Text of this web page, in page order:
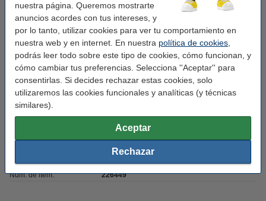
nuestra página. Queremos mostrarte
anuncios acordes con tus intereses, y
por lo tanto, utilizar cookies para ver tu comportamiento en
nuestra web y en internet. En nuestra política de cookies
podrás leer todo sobre este tipo de cookies, cómo funcionan, y
cómo cambiar tus preferencias. Selecciona ''Aceptar'' para
consentirlas. Si decides rechazar estas cookies, solo
utilizaremos las cookies funcionales y analíticas (y técnicas
similares).
Aceptar
Rechazar
Consejo: mira elvídeo de la botella Leitz Cosy azul sereno
Características
Marca: Leitz
Color: azul
Modelo: botella de agua
500 ml
Núm. de item: 226449